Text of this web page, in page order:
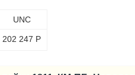
UNC
202 247 Р